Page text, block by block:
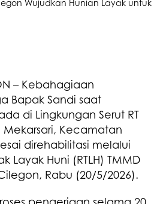
– Kebahagiaan
Bapak Sandi saat
di Lingkungan Serut RT
Mekarsari, Kecamatan
direhabilitasi melalui
Layak Huni (RTLH) TMMD
Rabu (20/5/2026).